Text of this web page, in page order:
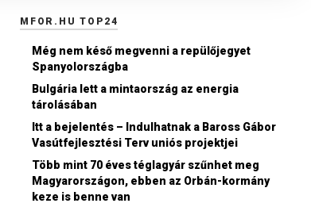
MFOR.HU TOP24
Még nem késő megvenni a repülőjegyet
Spanyolországba
Bulgária lett a mintaország az energia
tárolásában
Itt a bejelentés – Indulhatnak a Baross Gábor
Vasútfejlesztési Terv uniós projektjei
Több mint 70 éves téglagyár szűnhet meg
Magyarországon, ebben az Orbán-kormány
keze is benne van